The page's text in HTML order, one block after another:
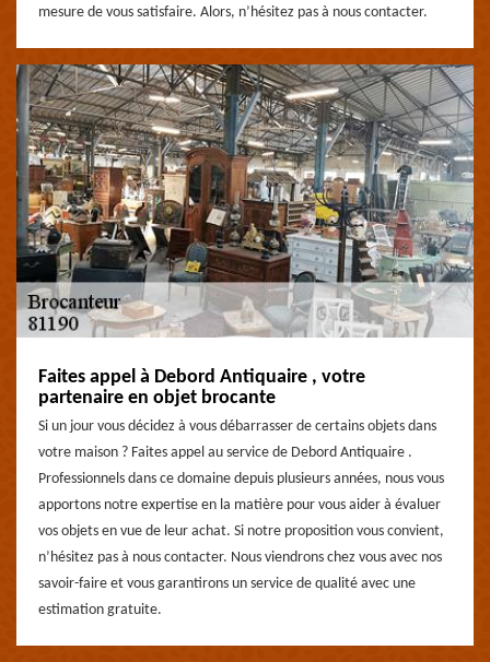
mesure de vous satisfaire. Alors, n’hésitez pas à nous contacter.
Faites appel à Debord Antiquaire , votre
partenaire en objet brocante
Si un jour vous décidez à vous débarrasser de certains objets dans
votre maison ? Faites appel au service de Debord Antiquaire .
Professionnels dans ce domaine depuis plusieurs années, nous vous
apportons notre expertise en la matière pour vous aider à évaluer
vos objets en vue de leur achat. Si notre proposition vous convient,
n’hésitez pas à nous contacter. Nous viendrons chez vous avec nos
savoir-faire et vous garantirons un service de qualité avec une
estimation gratuite.